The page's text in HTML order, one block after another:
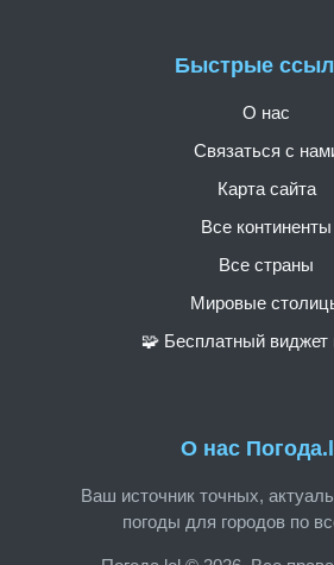
О нас
Ваш источник точных,
погоды для городов по
Быстрые
О нас
Связаться с
Карта сайта
Все континенты
Все страны
Мировые
🧩 Бесплатный виджет